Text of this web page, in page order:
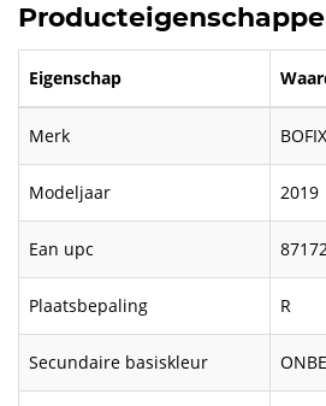
Eigenschap
Merk BOFIX
Modeljaar 2019
Ean upc
Plaatsbepaling R
Secundaire basiskleur